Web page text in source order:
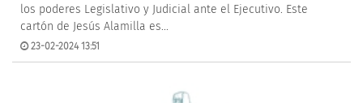
los poderes Legislativo y Judicial ante el Ejecutivo. Este
cartón de Jesús Alamilla es...
23-02-2024 13:51